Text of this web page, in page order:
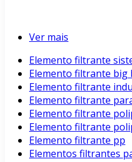
Ver mais
Elemento filtrante
Elemento filtrante big
Elemento filtrante
Elemento filtrante
Elemento filtrante
Elemento filtrante
Elemento filtrante pp
Elementos filtrantes